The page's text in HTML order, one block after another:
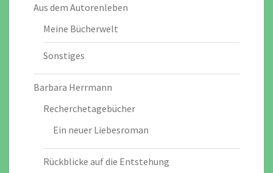
Aus dem Autorenleben
Meine Bücherwelt
Sonstiges
Barbara Herrmann
Recherchetagebücher
Ein neuer Liebesroman
Rückblicke auf die Entstehung